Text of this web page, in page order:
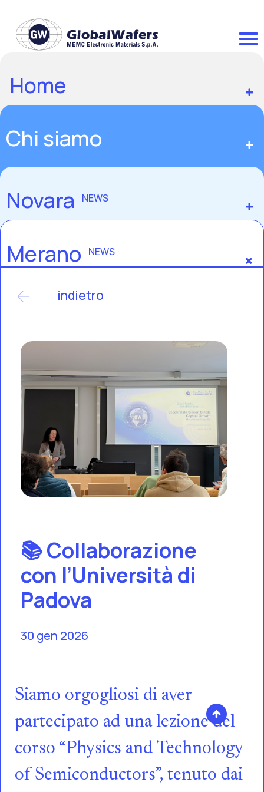
Home
Chi siamo
NEWS
Novara
NEWS
Merano
indietro
📚 Collaborazione
con l’Università di
Padova
30 gen 2026
Siamo orgogliosi di aver
partecipato ad una lezione del
corso “Physics and Technology
of Semiconductors”, tenuto dai